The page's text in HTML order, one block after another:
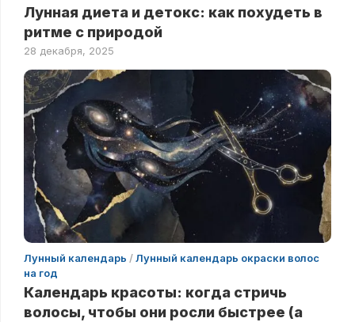
Лунная диета и детокс: как похудеть в
ритме с природой
28 декабря, 2025
Лунный календарь /Лунный календарь окраски волос
на год
Календарь красоты: когда стричь
волосы, чтобы они росли быстрее (а